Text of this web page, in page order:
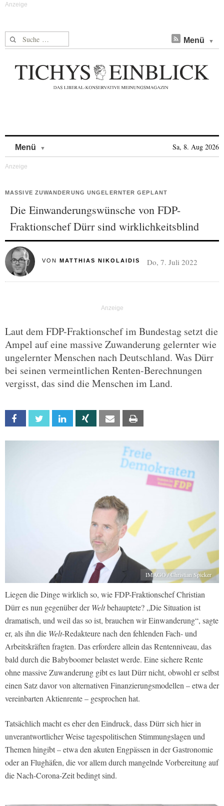
Suche nach: Menü
Menü Sa, 8. Aug 2026
MASSIVE ZUWANDERUNG UNGELERNTER GEPLANT
Die Einwanderungswünsche von FDP-
Fraktionschef Dürr sind wirklichkeitsblind
VON MATTHIAS NIKOLAIDIS Do, 7. Juli 2022
Laut dem FDP-Fraktionschef im Bundestag setzt die
Ampel auf eine massive Zuwanderung gelernter wie
ungelernter Menschen nach Deutschland. Was Dürr
bei seinen vermeintlichen Renten-Berechnungen
vergisst, das sind die Menschen im Land.
Facebook Twitter Linkedin Xing Email
IMAGO / Christian Spicker
Liegen die Dinge wirklich so, wie FDP-Fraktionschef Christian
Dürr es nun gegenüber derWeltbehauptete? „Die Situation ist
dramatisch, und weil das so ist, brauchen wir Einwanderung“, sagte
er, als ihn die Welt-Redakteure nach den fehlenden Fach- und
Arbeitskräften fragten. Das erfordere allein das Rentenniveau, das
bald durch die Babyboomer belastet werde. Eine sichere Rente
ohne massive Zuwanderung gibt es laut Dürr nicht, obwohl er selbst
einen Satz davor von alternativen Finanzierungsmodellen – etwa der
vereinbarten Aktienrente – gesprochen hat.
Tatsächlich macht es eher den Eindruck, dass Dürr sich hier in
unverantwortlicher Weise tagespolitischen Stimmungslagen und
Themen hingibt – etwa den akuten Engpässen in der Gastronomie
oder an Flughäfen, die vor allem durch mangelnde Vorbereitung auf
die Nach-Corona-Zeit bedingt sind.